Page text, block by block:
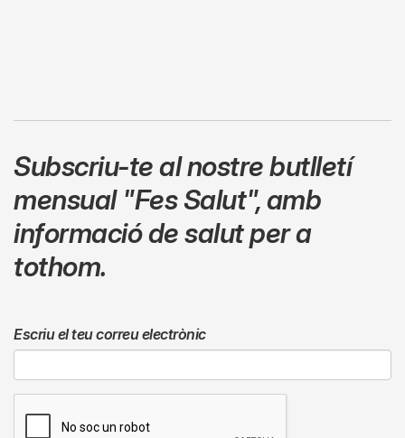
Subscriu-te al nostre butlletí
mensual "Fes Salut",amb
informació de salut per a
tothom.
Escriu el teu correu electrònic